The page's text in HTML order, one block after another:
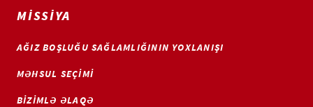
MISSIYA
AĞIZ BOŞLUĞU SAĞLAMLIĞININ YOXLANIŞI
MƏHSUL SEÇIMI
BIZIMLƏ ƏLAQƏ